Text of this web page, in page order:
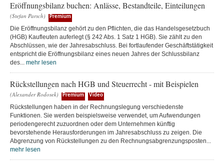
Eröffnungsbilanz buchen: Anlässe, Bestandteile, Einteilungen
(Stefan Parsch) Premium
Die Eröffnungsbilanz gehört zu den Pflichten, die das Handelsgesetzbuch
(HGB) Kaufleuten auferlegt (§ 242 Abs. 1 Satz 1 HGB). Sie zählt zu den
Abschlüssen, wie der Jahresabschluss. Bei fortlaufender Geschäftstätigkeit
entspricht die Eröffnungsbilanz eines neuen Jahres der Schlussbilanz
des... mehr lesen
Rückstellungen nach HGB und Steuerrecht - mit Beispielen
(Alexander Rodosek) Premium Video
Rückstellungen haben in der Rechnungslegung verschiedenste
Funktionen. Sie werden beispielsweise verwendet, um Aufwendungen
periodengerecht zuzuordnen oder dem Unternehmen künftig
bevorstehende Herausforderungen im Jahresabschluss zu zeigen. Die
Abgrenzung von Rückstellungen zu den Rechnungsabgrenzungsposten...
mehr lesen